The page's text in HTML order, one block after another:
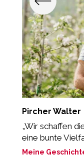
Pircher Walter
„Wir schaffen
eine bunte
Meine